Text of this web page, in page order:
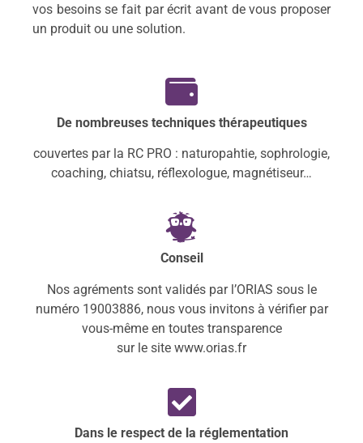
vos besoins se fait par écrit avant de vous proposer
un produit ou une solution.
De nombreuses techniques thérapeutiques
couvertes par la RC PRO : naturopahtie, sophrologie,
coaching, chiatsu, réflexologue, magnétiseur…
Conseil
Nos agréments sont validés par l’ORIAS sous le
numéro 19003886, nous vous invitons à vérifier par
vous-même en toutes transparence
sur le site www.orias.fr
Dans le respect de la réglementation